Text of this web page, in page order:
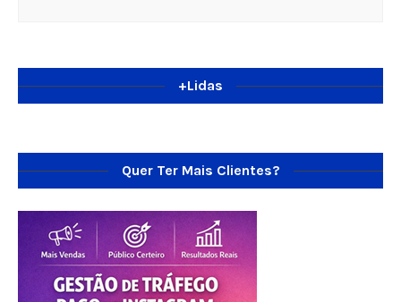
+Lidas
Quer Ter Mais Clientes?